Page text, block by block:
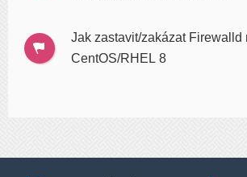
Jak zastavit/zakázat Firewalld
CentOS/RHEL 8